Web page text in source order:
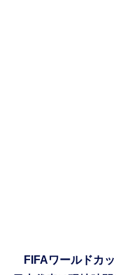
FIFAワールドカッ